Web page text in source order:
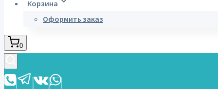
Корзина
Оформить заказ
0